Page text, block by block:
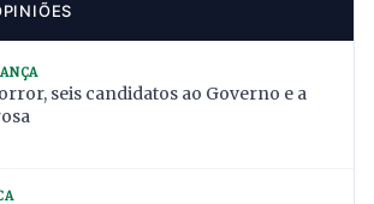
seis candidatos ao Governo e a